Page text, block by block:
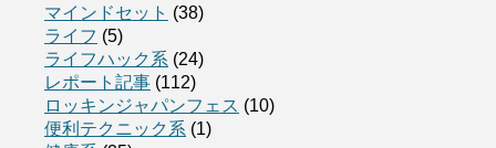
マインドセット (38)
ライフ (5)
ライフハック系 (24)
レポート記事 (112)
ロッキンジャパンフェス (10)
便利テクニック系 (1)